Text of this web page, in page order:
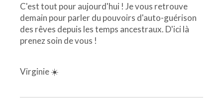
C'est tout pour aujourd'hui ! Je vous retrouve
demain pour parler du pouvoirs d'auto-guérison
des rêves depuis les temps ancestraux. D'ici là
prenez soin de vous !
Virginie ☀️